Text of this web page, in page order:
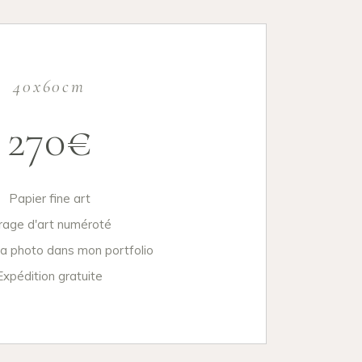
40x60cm
270€
Papier fine art
d'art numéroté
photo dans mon portfolio
gratuite